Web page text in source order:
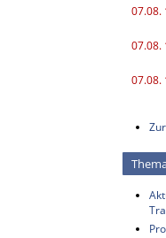
07.08.
07.08.
07.08.